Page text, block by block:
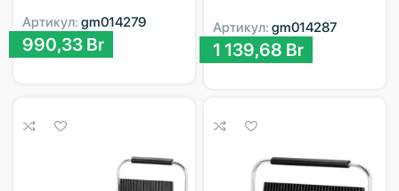
Артикул: gm014279
990,33 Br
Артикул: gm014287
1 139,68 Br